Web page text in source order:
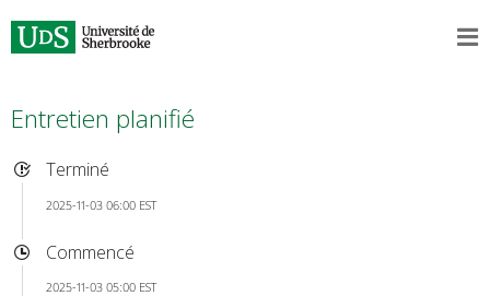
Entretien planifié
Terminé
2025-11-03 06:00 EST
Commencé
2025-11-03 05:00 EST